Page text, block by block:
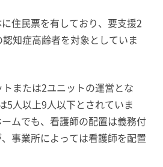
住民票を有しており、要支援2
知症高齢者を対象としていま
または2ユニットの運営とな
5人以上9人以下とされていま
ムでも、看護師の配置は義務付
事業所によっては看護師を配置